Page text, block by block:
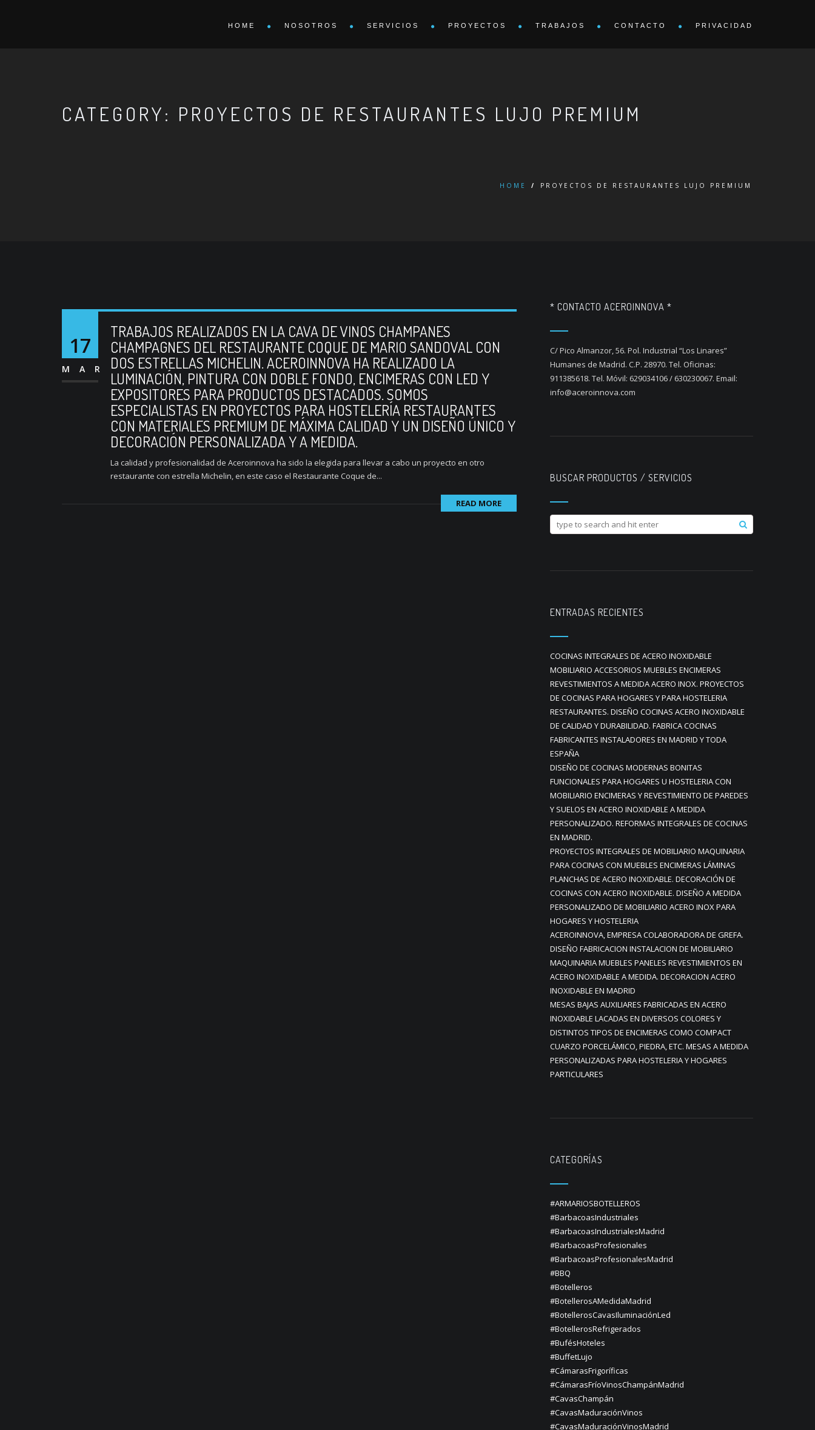
HOME NOSOTROS SERVICIOS PROYECTOS TRABAJOS CONTACTO PRIVACIDAD
CATEGORY: PROYECTOS DE RESTAURANTES LUJO PREMIUM
HOME / PROYECTOS DE RESTAURANTES LUJO PREMIUM
17
MAR
TRABAJOS REALIZADOS EN LA CAVA DE VINOS CHAMPANES
CHAMPAGNES DEL RESTAURANTE COQUE DE MARIO SANDOVAL CON
DOS ESTRELLAS MICHELIN. ACEROINNOVA HA REALIZADO LA
LUMINACIÓN, PINTURA CON DOBLE FONDO, ENCIMERAS CON LED Y
EXPOSITORES PARA PRODUCTOS DESTACADOS. SOMOS
ESPECIALISTAS EN PROYECTOS PARA HOSTELERÍA RESTAURANTES
CON MATERIALES PREMIUM DE MÁXIMA CALIDAD Y UN DISEÑO ÚNICO Y
DECORACIÓN PERSONALIZADA Y A MEDIDA.
La calidad y profesionalidad de Aceroinnova ha sido la elegida para llevar a cabo un proyecto en otro
restaurante con estrella Michelin, en este caso el Restaurante Coque de...
READ MORE
* CONTACTO ACEROINNOVA *
C/ Pico Almanzor, 56. Pol. Industrial “Los Linares”
Humanes de Madrid. C.P. 28970. Tel. Oficinas:
911385618. Tel. Móvil: 629034106 / 630230067. Email:
info@aceroinnova.com
BUSCAR PRODUCTOS / SERVICIOS
ENTRADAS RECIENTES
COCINAS INTEGRALES DE ACERO INOXIDABLE
MOBILIARIO ACCESORIOS MUEBLES ENCIMERAS
REVESTIMIENTOS A MEDIDA ACERO INOX. PROYECTOS
DE COCINAS PARA HOGARES Y PARA HOSTELERIA
RESTAURANTES. DISEÑO COCINAS ACERO INOXIDABLE
DE CALIDAD Y DURABILIDAD. FABRICA COCINAS
FABRICANTES INSTALADORES EN MADRID Y TODA
ESPAÑA
DISEÑO DE COCINAS MODERNAS BONITAS
FUNCIONALES PARA HOGARES U HOSTELERIA CON
MOBILIARIO ENCIMERAS Y REVESTIMIENTO DE PAREDES
Y SUELOS EN ACERO INOXIDABLE A MEDIDA
PERSONALIZADO. REFORMAS INTEGRALES DE COCINAS
EN MADRID.
PROYECTOS INTEGRALES DE MOBILIARIO MAQUINARIA
PARA COCINAS CON MUEBLES ENCIMERAS LÁMINAS
PLANCHAS DE ACERO INOXIDABLE. DECORACIÓN DE
COCINAS CON ACERO INOXIDABLE. DISEÑO A MEDIDA
PERSONALIZADO DE MOBILIARIO ACERO INOX PARA
HOGARES Y HOSTELERIA
ACEROINNOVA, EMPRESA COLABORADORA DE GREFA.
DISEÑO FABRICACION INSTALACION DE MOBILIARIO
MAQUINARIA MUEBLES PANELES REVESTIMIENTOS EN
ACERO INOXIDABLE A MEDIDA. DECORACION ACERO
INOXIDABLE EN MADRID
MESAS BAJAS AUXILIARES FABRICADAS EN ACERO
INOXIDABLE LACADAS EN DIVERSOS COLORES Y
DISTINTOS TIPOS DE ENCIMERAS COMO COMPACT
CUARZO PORCELÁMICO, PIEDRA, ETC. MESAS A MEDIDA
PERSONALIZADAS PARA HOSTELERIA Y HOGARES
PARTICULARES
CATEGORÍAS
#ARMARIOSBOTELLEROS
#BarbacoasIndustriales
#BarbacoasIndustrialesMadrid
#BarbacoasProfesionales
#BarbacoasProfesionalesMadrid
#BBQ
#Botelleros
#BotellerosAMedidaMadrid
#BotellerosCavasIluminaciónLed
#BotellerosRefrigerados
#BufésHoteles
#BuffetLujo
#CámarasFrigoríficas
#CámarasFríoVinosChampánMadrid
#CavasChampán
#CavasMaduraciónVinos
#CavasMaduraciónVinosMadrid